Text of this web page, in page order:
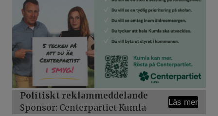
Politiskt reklammeddelande
Sponsor: Centerpartiet Kumla
Läs mer